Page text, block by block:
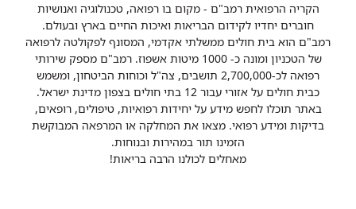
הקריה הרפואית רמב"ם - מקום בו רפואה, טכנולוגיה ואנושיות
חוברים יחדיו לקידום הבריאות ואיכות החיים בארץ ובעולם.
רמב"ם הוא בית חולים ממשלתי אקדמי, המסונף לפקולטה לרפואה
של הטכניון ומונה כ- 1000 מיטות אשפוז. רמב"ם מספק שירותי
רפואה לכ-2,700,000 תושבים, צה"ל וכוחות הביטחון, ומשמש
כבית חולים על אזורי עבור 12 בתי חולים בצפון מדינת ישראל.
באתר תוכלו לחפש מידע על יחידות רפואיות, טיפולים, רופאים,
בדיקות ומידע רפואי. מצאו את המחלקה או המרפאה המבוקשת
הזמינו תור במהירות ובנוחות.
מאחלים לכולנו הרבה בריאות!